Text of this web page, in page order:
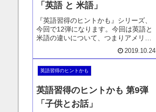
「英語 と 米語」
『英語習得のヒントかも』シリーズ、
今回で12弾になります。今回は英語と
米語の違いについて、つまりアメリカ
ン・イングリッシュと、ブリティッシ
ュ・イングリッシュの違いについて語
違ったり、同じ意味の単語でも英語に
す。
2019.10.24
英語習得のヒントかも
英語習得のヒントかも 第9弾
「子供とお話」